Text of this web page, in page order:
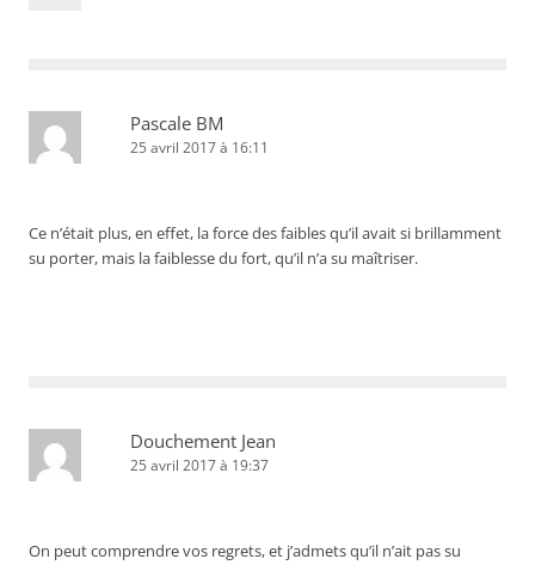
Pascale BM
25 avril 2017 à 16:11
Ce n’était plus, en effet, la force des faibles qu’il avait si brillamment
su porter, mais la faiblesse du fort, qu’il n’a su maîtriser.
Douchement Jean
25 avril 2017 à 19:37
On peut comprendre vos regrets, et j’admets qu’il n’ait pas su